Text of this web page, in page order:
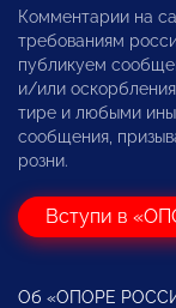
Комментарии на
требованиям
публикуем
и/или
тире и любыми
сообщения,
розни.
Вступи в
Об «ОПОРЕ